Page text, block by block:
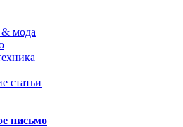
& мода
статьи
письмо